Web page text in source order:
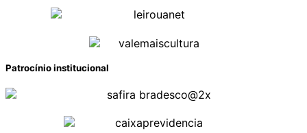
Patrocínio institucional